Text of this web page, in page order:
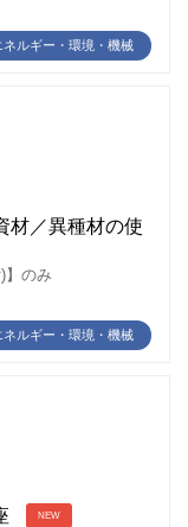
ルギー・環境・機械
材／異種材の使
】のみ
ルギー・環境・機械
NEW